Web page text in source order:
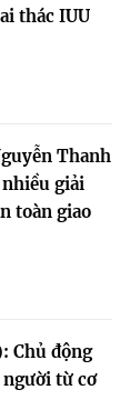
thác IUU
Thanh
giải
toàn giao
Chủ động
từ cơ